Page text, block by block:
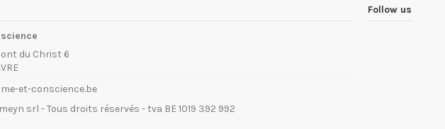
du Christ 6
et-conscience.be
srl - Tous droits réservés - tva BE 1019 392 992
Follow us